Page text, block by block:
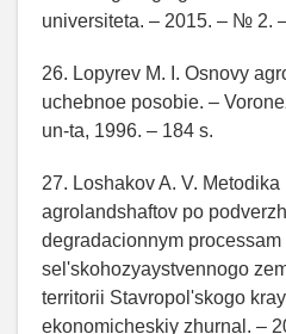
universiteta. – 2015. – № 2.
26. Lopyrev M. I. Osnovy
uchebnoe posobie. –
un-ta, 1996. – 184 s.
27. Loshakov A. V.
agrolandshaftov po
degradacionnym
sel'skohozyaystvennogo
territorii Stavropol'skogo
ekonomicheskiy zhurnal. –